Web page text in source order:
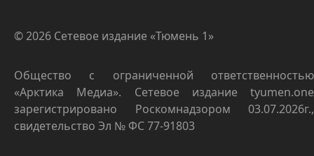
© 2026 Сетевое издание «Тюмень 1»
Общество с ограниченной ответственностью
«Арктика Медиа». Сетевое издание tyumen.one
зарегистрировано Роскомнадзором 03.07.2026г.,
свидетельство Эл № ФС 77-91803